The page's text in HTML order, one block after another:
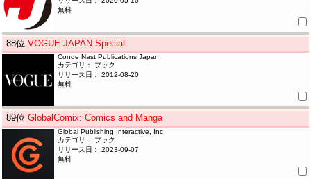
無料
88位VOGUE JAPAN Special
Conde Nast Publications Japan
カテゴリ： ブック
リリース日： 2012-08-20
無料
89位GlobalComix: Comics and Manga
Global Publishing Interactive, Inc
カテゴリ： ブック
リリース日： 2023-09-07
無料